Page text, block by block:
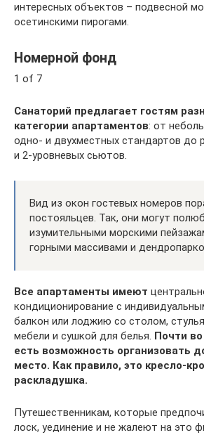
интересных объектов – подвесной
осетинскими пирогами.
Номерной фонд
1 of 7
Санаторий предлагает гостям
категории апартаментов: от
одно- и двухместных стандартов до
и 2-уровневых сьютов.
Вид из окон гостевых номеров
постояльцев. Так, они могут
изумительными морскими
горными массивами и
Все апартаменты имеют
кондиционирование с
балкон или лоджию со столом,
мебели и сушкой для белья. Почти
есть возможность организовать
место. Как правило, это кресло-
раскладушка.
Путешественникам, которые
лоск, уединение и не жалеют на это